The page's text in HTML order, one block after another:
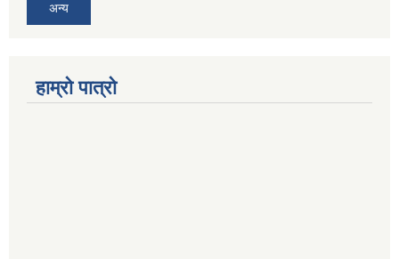
अन्य
हाम्रो पात्रो